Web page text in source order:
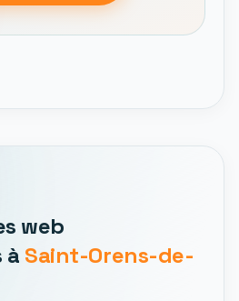
web
à Saint-Orens-de-